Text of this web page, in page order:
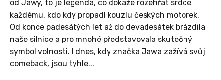
od Jawy, to je legenda, co dokáže rozehřát srdce
každému, kdo kdy propadl kouzlu českých motorek.
Od konce padesátých let až do devadesátek brázdila
naše silnice a pro mnohé představovala skutečný
symbol volnosti. I dnes, kdy značka Jawa zažívá svůj
comeback, jsou tyhle...